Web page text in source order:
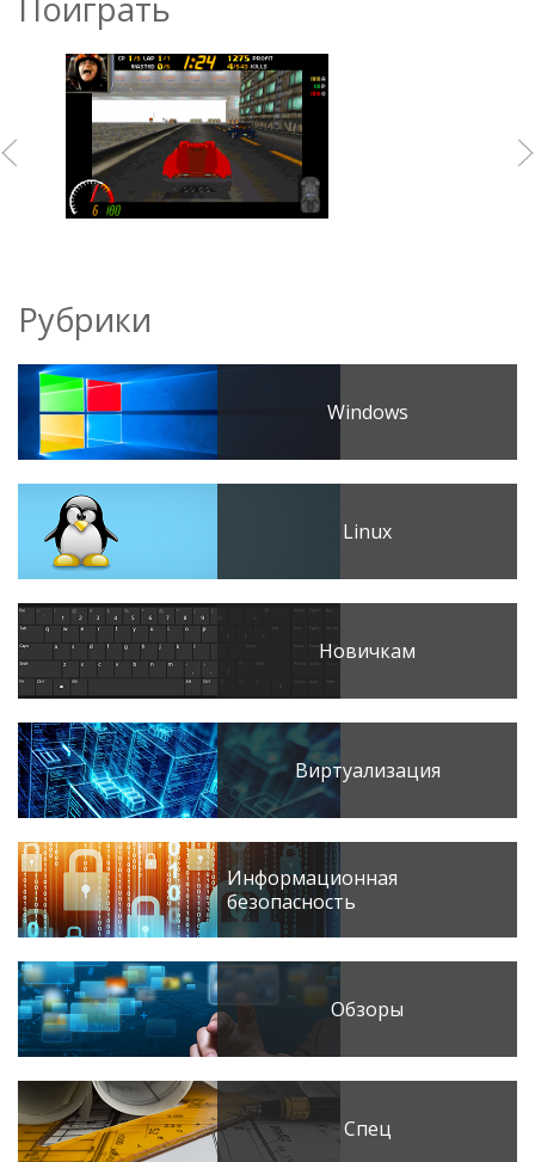
Поиграть
Рубрики
Windows
Linux
Новичкам
Виртуализация
Информационная
безопасность
Обзоры
Спец